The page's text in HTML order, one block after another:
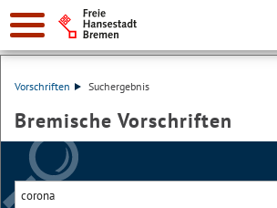
Vorschriften Suchergebnis
Bremische Vorschriften